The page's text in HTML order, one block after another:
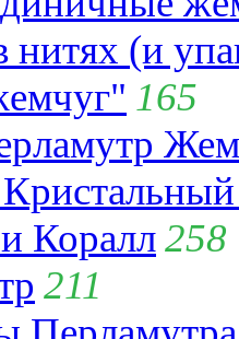
(и
165
Коралл258
211